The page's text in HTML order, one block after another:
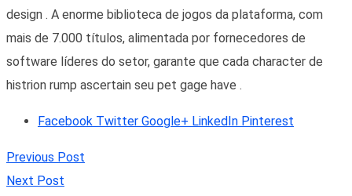
design . A enorme biblioteca de jogos da plataforma, com
mais de 7.000 títulos, alimentada por fornecedores de
software líderes do setor, garante que cada character de
histrion rump ascertain seu pet gage have .
Facebook Twitter Google+ LinkedIn Pinterest
Previous Post
Next Post